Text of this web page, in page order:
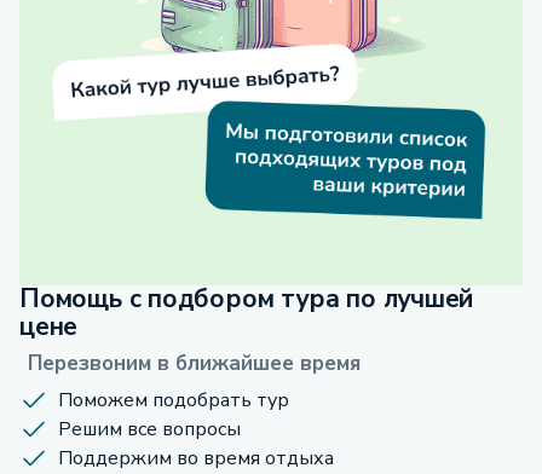
Помощь с подбором тура по лучшей
цене
Перезвоним в ближайшее время
Поможем подобрать тур
Решим все вопросы
Поддержим во время отдыха